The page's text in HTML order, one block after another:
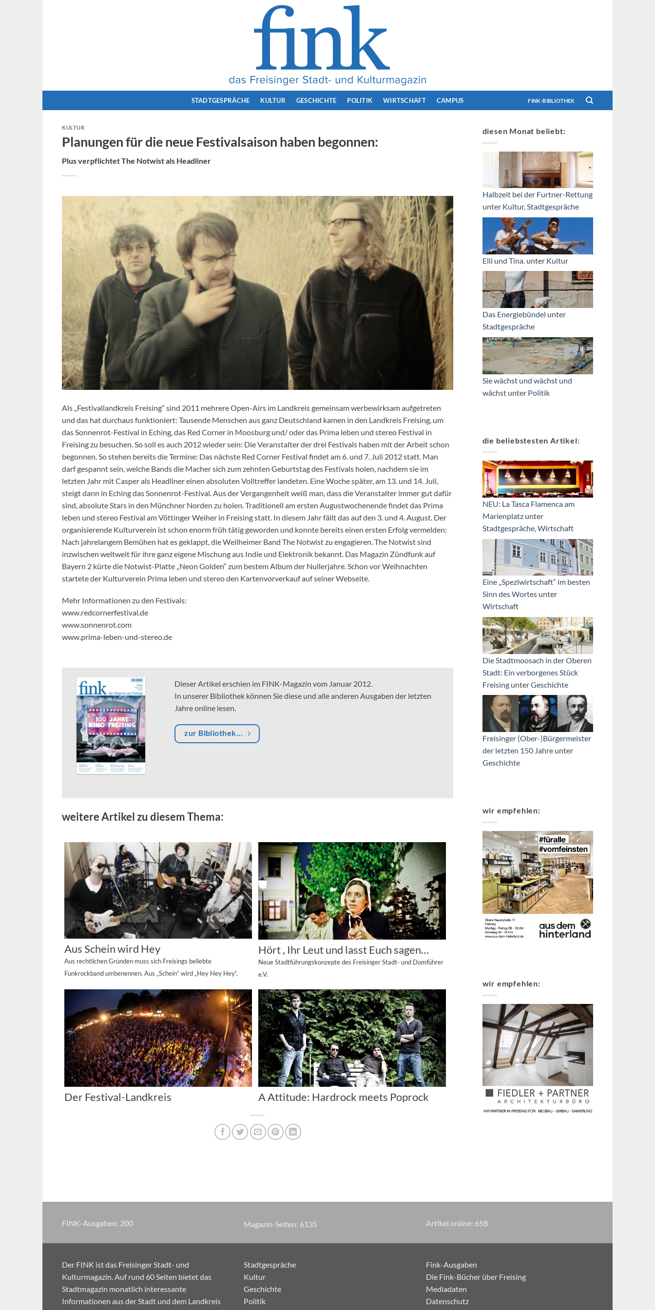
STADTGESPRÄCHE KULTUR GESCHICHTE POLITIK WIRTSCHAFT CAMPUS FINK-BIBLIOTHEK
KULTUR
Planungen für die neue Festivalsaison haben begonnen:
Plus verpflichtet The Notwist als Headliner
Als „Festivallandkreis Freising“ sind 2011 mehrere Open-Airs im Landkreis gemeinsam werbewirksam aufgetreten
und das hat durchaus funktioniert: Tausende Menschen aus ganz Deutschland kamen in den Landkreis Freising, um
das Sonnenrot-Festival in Eching, das Red Corner in Moosburg und/ oder das Prima leben und stereo Festival in
Freising zu besuchen. So soll es auch 2012 wieder sein: Die Veranstalter der drei Festivals haben mit der Arbeit schon
begonnen. So stehen bereits die Termine: Das nächste Red Corner Festival findet am 6. und 7. Juli 2012 statt. Man
darf gespannt sein, welche Bands die Macher sich zum zehnten Geburtstag des Festivals holen, nachdem sie im
letzten Jahr mit Casper als Headliner einen absoluten Volltreffer landeten. Eine Woche später, am 13. und 14. Juli,
steigt dann in Eching das Sonnenrot-Festival. Aus der Vergangenheit weiß man, dass die Veranstalter immer gut dafür
sind, absolute Stars in den Münchner Norden zu holen. Traditionell am ersten Augustwochenende findet das Prima
leben und stereo Festival am Vöttinger Weiher in Freising statt. In diesem Jahr fällt das auf den 3. und 4. August. Der
organisierende Kulturverein ist schon enorm früh tätig geworden und konnte bereits einen ersten Erfolg vermelden:
Nach jahrelangem Bemühen hat es geklappt, die Weilheimer Band The Notwist zu engagieren. The Notwist sind
inzwischen weltweit für ihre ganz eigene Mischung aus Indie und Elektronik bekannt. Das Magazin Zündfunk auf
Bayern 2 kürte die Notwist-Platte „Neon Golden“ zum bestem Album der Nullerjahre. Schon vor Weihnachten
startete der Kulturverein Prima leben und stereo den Kartenvorverkauf auf seiner Webseite.
Mehr Informationen zu den Festivals:
www.redcornerfestival.de
www.sonnenrot.com
www.prima-leben-und-stereo.de
Dieser Artikel erschien im FINK-Magazin vom Januar 2012.
In unserer Bibliothek können Sie diese und alle anderen Ausgaben der letzten
Jahre online lesen.
zur Bibliothek...
weitere Artikel zu diesem Thema:
Aus Schein wird Hey
Aus rechtlichen Gründen muss sich Freisings beliebte
Funkrockband umbenennen. Aus „Schein“ wird „Hey Hey Hey“.
Hört , Ihr Leut und lasst Euch sagen…
Neue Stadtführungskonzepte des Freisinger Stadt- und Domführer
e.V.
Der Festival-Landkreis A Attitude: Hardrock meets Poprock
diesen Monat beliebt:
Halbzeit bei der Furtner-Rettung
unter Kultur,Stadtgespräche
Elli und Tina. unter Kultur
Das Energiebündel unter
Stadtgespräche
Sie wächst und wächst und
wächst unter Politik
die beliebstesten Artikel:
NEU: La Tasca Flamenca am
Marienplatz unter
Stadtgespräche,Wirtschaft
Eine „Spezlwirtschaft“ im besten
Sinn des Wortes unter
Wirtschaft
Die Stadtmoosach in der Oberen
Stadt: Ein verborgenes Stück
Freising unterGeschichte
Freisinger (Ober-)Bürgermeister
der letzten 150 Jahre unter
Geschichte
wir empfehlen:
wir empfehlen:
FINK-Ausgaben: 200 Magazin-Seiten: 7275 Artikel online: 658
Der FINK ist das Freisinger Stadt- und
Kulturmagazin. Auf rund 60 Seiten bietet das
Stadtmagazin monatlich interessante
Informationen aus der Stadt und dem Landkreis
Stadtgespräche
Kultur
Geschichte
Politik
Fink-Ausgaben
Die Fink-Bücher über Freising
Mediadaten
Datenschutz